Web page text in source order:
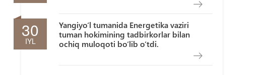
30
IYL
Yangiyo‘l tumanida Energetika vaziri
tuman hokimining tadbirkorlar bilan
ochiq muloqoti bo‘lib o‘tdi.